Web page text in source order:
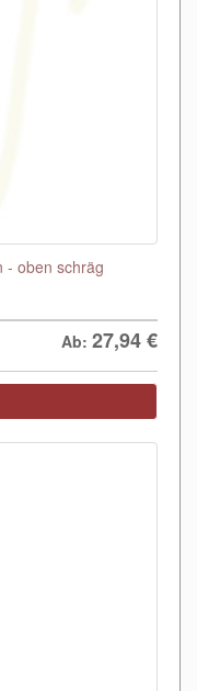
- oben schräg
Ab: 27,94€